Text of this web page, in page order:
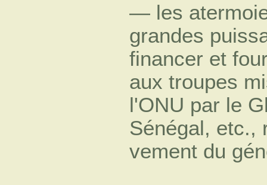
— les
grandes
financer et
aux troupes
l'ONU par le
Sénégal, etc.,
vement du